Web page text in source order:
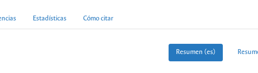
Estadísticas Cómo citar
Resumen (es)